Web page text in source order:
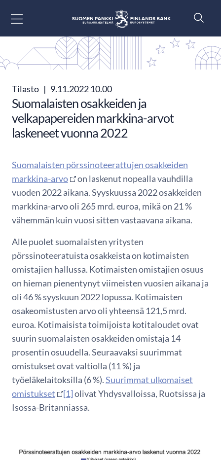
Tilasto | 9.11.2022 10.00
Suomalaisten osakkeiden ja
velkapapereiden markkina-arvot
laskeneet vuonna 2022
Suomalaisten pörssinoteerattujen osakkeiden
markkina-arvo
on laskenut nopealla vauhdilla
vuoden 2022 aikana. Syyskuussa 2022 osakkeiden
markkina-arvo oli 265 mrd. euroa, mikä on 21 %
vähemmän kuin vuosi sitten vastaavana aikana.
Alle puolet suomalaisten yritysten
pörssinoteeratuista osakkeista on kotimaisten
omistajien hallussa. Kotimaisten omistajien osuus
on hieman pienentynyt viimeisten vuosien aikana ja
oli 46 % syyskuun 2022 lopussa. Kotimaisten
osakeomistusten arvo oli yhteensä 121,5 mrd.
euroa. Kotimaisista toimijoista kotitaloudet ovat
suurin suomalaisten osakkeiden omistaja 14
prosentin osuudella. Seuraavaksi suurimmat
omistukset ovat valtiolla (11 %) ja
työeläkelaitoksilla (6 %).Suurimmat ulkomaiset
omistukset
[1]olivat Yhdysvalloissa, Ruotsissa ja
Isossa-Britanniassa.